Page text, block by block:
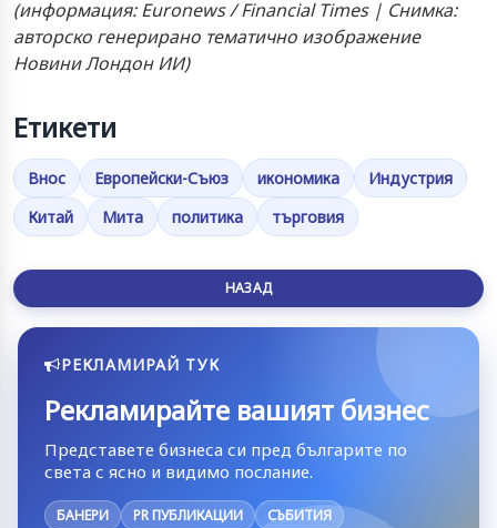
(информация: Euronews / Financial Times | Снимка:
авторско генерирано тематично изображение
Новини Лондон ИИ)
Етикети
Внос Европейски-Съюз икономика
Индустрия
Китай
Мита политика търговия
НАЗАД
РЕКЛАМИРАЙ ТУК
Рекламирайте вашият бизнес
Представете бизнеса си пред българите по
света с ясно и видимо послание.
БАНЕРИ PR ПУБЛИКАЦИИ СЪБИТИЯ